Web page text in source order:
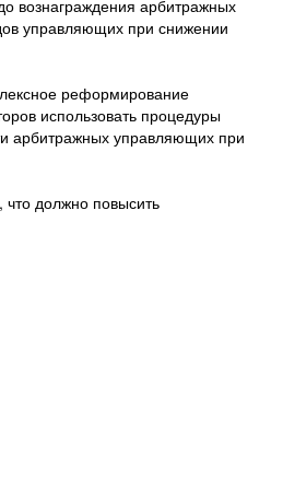
вознаграждения арбитражных
управляющих при снижении
реформирование
использовать процедуры
арбитражных управляющих при
должно повысить